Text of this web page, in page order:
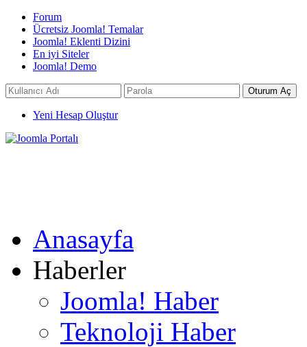
Forum
Ücretsiz Joomla! Temalar
Joomla! Eklenti Dizini
En iyi Siteler
Joomla! Demo
Yeni Hesap Oluştur
Anasayfa
Haberler
Joomla! Haber
Teknoloji Haber